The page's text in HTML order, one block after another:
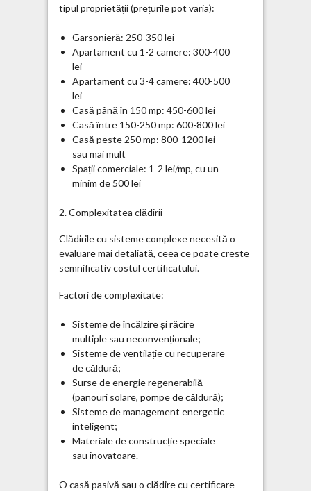
tipul proprietății (prețurile pot varia):
Garsonieră: 250-350 lei
Apartament cu 1-2 camere: 300-400
lei
Apartament cu 3-4 camere: 400-500
lei
Casă până în 150 mp: 450-600 lei
Casă între 150-250 mp: 600-800 lei
Casă peste 250 mp: 800-1200 lei
sau mai mult
Spații comerciale: 1-2 lei/mp, cu un
minim de 500 lei
2. Complexitatea clădirii
Clădirile cu sisteme complexe necesită o
evaluare mai detaliată, ceea ce poate crește
semnificativ costul certificatului.
Factori de complexitate:
Sisteme de încălzire și răcire
multiple sau neconvenționale;
Sisteme de ventilație cu recuperare
de căldură;
Surse de energie regenerabilă
(panouri solare, pompe de căldură);
Sisteme de management energetic
inteligent;
Materiale de construcție speciale
sau inovatoare.
O casă pasivă sau o clădire cu certificare